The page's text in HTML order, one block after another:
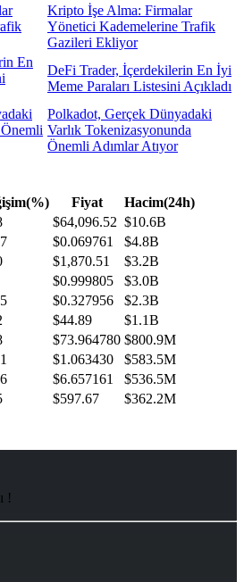
Kripto İşe Alma: Firmalar
Yönetici Kademelerine Trafik
Gazileri Ekliyor
DeFi Trader, İçerdekilerin En İyi
Meme Paraları Listesini Açıkladı
Polkadot, Gerçek Dünyadaki
Varlık Tokenizasyonunda
Önemli Adımlar Atıyor
Fiyat
Hacim(24h)
$64,096.52 $10.6B
$0.069761
$4.8B
$1,870.51
$3.2B
$0.999805
$3.0B
$0.327956
$2.3B
$44.89
$1.1B
$73.964780 $800.9M
$1.063430
$583.5M
$6.657161
$536.5M
$597.67
$362.2M
!